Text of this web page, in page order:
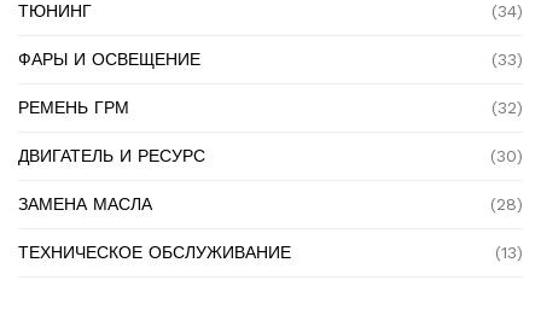
ТЮНИНГ (34)
ФАРЫ И ОСВЕЩЕНИЕ (33)
РЕМЕНЬ ГРМ (32)
ДВИГАТЕЛЬ И РЕСУРС (30)
ЗАМЕНА МАСЛА (28)
ТЕХНИЧЕСКОЕ ОБСЛУЖИВАНИЕ (13)